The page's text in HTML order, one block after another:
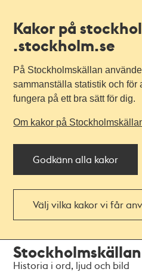
Kakor på
.stockholm.se
På Stockholmskällan
sammanställa statistik och för
fungera på ett bra sätt för dig.
Om kakor på
Godkänn alla kakor
Välj vilka kakor vi får
navigationen
huvudinnehållet
Stockholmskällan
Historia i ord, ljud och bild